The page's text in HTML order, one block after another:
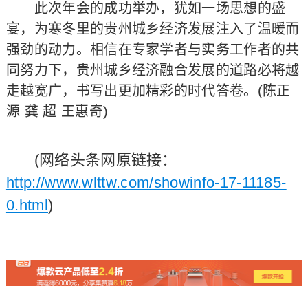
此次年会的成功举办，犹如一场思想的盛
宴，为寒冬里的贵州城乡经济发展注入了温暖而
强劲的动力。相信在专家学者与实务工作者的共
同努力下，贵州城乡经济融合发展的道路必将越
走越宽广，书写出更加精彩的时代答卷。(陈正
源 龚 超 王惠奇)
(网络头条网原链接：
http://www.wlttw.com/showinfo-17-11185-
0.html)